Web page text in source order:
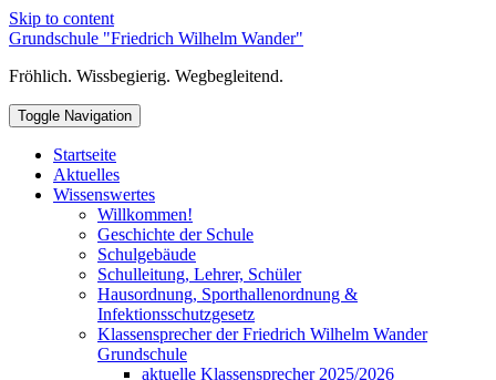
Skip to content
Grundschule "Friedrich Wilhelm Wander"
Fröhlich. Wissbegierig. Wegbegleitend.
Toggle Navigation
Startseite
Aktuelles
Wissenswertes
Willkommen!
Geschichte der Schule
Schulgebäude
Schulleitung, Lehrer, Schüler
Hausordnung, Sporthallenordnung &
Infektionsschutzgesetz
Klassensprecher der Friedrich Wilhelm Wander
Grundschule
aktuelle Klassensprecher 2025/2026